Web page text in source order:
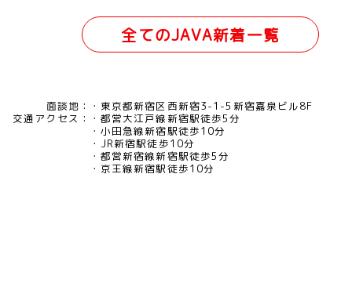
全てのJAVA新着一覧
面談地：
東京都新宿区西新宿3-1-5新宿嘉泉ビル8F
交通アクセス：
都営大江戸線新宿駅徒歩5分
小田急線新宿駅徒歩10分
JR新宿駅徒歩10分
都営新宿線新宿駅徒歩5分
京王線新宿駅徒歩10分